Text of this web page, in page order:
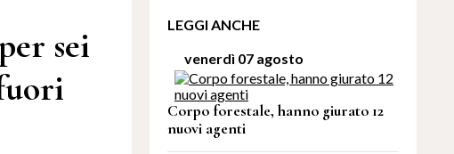
sei
LEGGI ANCHE
venerdì 07 agosto
Corpo forestale, hanno giurato 12
nuovi agenti